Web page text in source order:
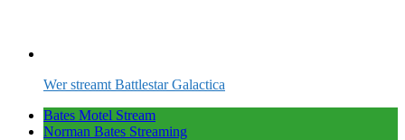
Wer streamt Battlestar Galactica
Bates Motel Stream
Norman Bates Streaming